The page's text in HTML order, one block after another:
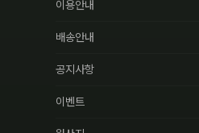
이용안내
배송안내
공지사항
이벤트